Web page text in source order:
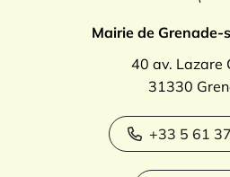
Mairie de Grenade-
40 av. Lazare
31330
+33 5 61